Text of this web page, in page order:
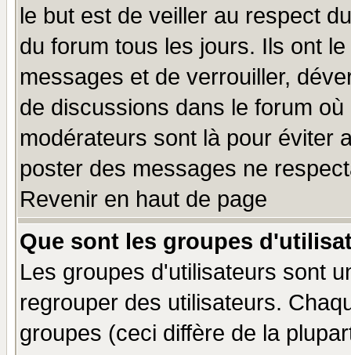
le but est de veiller au respect
du forum tous les jours. Ils ont
messages et de verrouiller,
de discussions dans le forum
modérateurs sont là pour éviter
poster des messages ne
Revenir en haut de page
Que sont les groupes
Les groupes d'utilisateurs sont
regrouper des utilisateurs.
groupes (ceci diffère de la